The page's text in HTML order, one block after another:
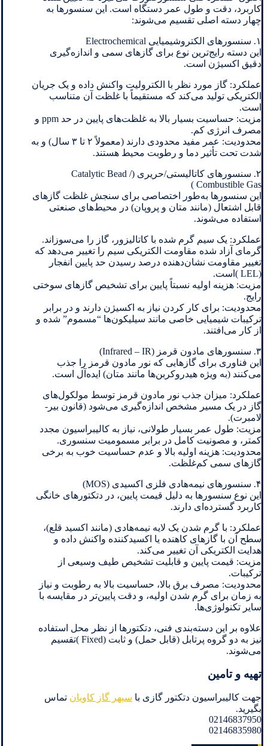
کاربرد، دقت و طول عمر دستگاه است. این سنسورها به
چهار دسته اصلی تقسیم می‌شوند:
۱. سنسورهای الکتروشیمیایی Electrochemical
این دسته رایج‌ترین نوع برای گازهای سمی و اندازه‌گیری
دقیق اکسیژن است.
عملکرد: گاز مورد نظر با الکترولیت واکنش داده و یک جریان
الکتریکی تولید می‌کند که مستقیماً با غلظت آن متناسب
است.
مزیت: حساسیت بسیار بالا به غلظت‌های پایین در حد ppm و
مصرف انرژی کم.
محدودیت: عمر مفید محدودی دارند (معمولاً ۲ تا ۳ سال) و به
شدت تحت تأثیر دما و رطوبت محیط هستند.
۲. سنسورهای کاتالیستی/حریری (Catalytic Bead /
Combustible Gas )
این سنسورها به‌طور اختصاصی برای سنجش غلظت گازهای
قابل اشتعال (مانند متان و پروپان) در محیط‌های صنعتی
استفاده می‌شوند.
عملکرد: یک سیم گرم شده با کاتالیزور، گاز را می‌سوزاند.
گرمای آزاد شده مقاومت الکتریکی سیم را تغییر می‌دهد که
تغییر مقاومت نشان‌دهنده درصد رسیدن حد پایین انفجار
(LEL )است.
مزیت: هزینه اولیه نسبتاً پایین برای تشخیص گازهای سوختی
رایج.
محدودیت: برای کار کردن نیاز به اکسیژن دارند و در برابر
ترکیبات شیمیایی خاصی مانند سیلیکون‌ها “مسموم” شده و
از کار می‌افتند.
۳. سنسورهای مادون قرمز (Infrared – IR)
این فناوری برای گازهایی که نور مادون قرمز را جذب
می‌کنند (به ویژه هیدروکربن‌ها مانند متان) ایده‌آل است.
عملکرد: میزان جذب نور مادون قرمز توسط مولکول‌های
گاز در یک مسیر مشخص اندازه‌گیری می‌شود (قانون بیر-
لامبرت).
مزیت: طول عمر بسیار طولانی، نیاز به کالیبراسیون مجدد
کمتر، و مصونیت کامل در برابر مسمومیت سنسوری.
محدودیت: هزینه اولیه بالا و عدم حساسیت خوب به برخی
گازهای سمی کم‌غلظت.
۴. سنسورهای نیمه‌هادی فلزی اکسیدی (MOS)
این نوع سنسورها به دلیل قیمت پایین، در دتکتورهای خانگی
کاربرد گسترده‌ای دارند.
عملکرد: با گرم شدن یک لایه نیمه‌هادی (مانند اکسید قلع)،
سطح آن با گازهای کاهنده یا اکسیدکننده واکنش داده و
هدایت الکتریکی آن تغییر می‌کند.
مزیت: قیمت پایین و قابلیت تشخیص طیف وسیعی از
ترکیبات.
محدودیت: مصرف برق بالا، حساسیت بالا به رطوبت و نیاز
به زمان برای گرم شدن اولیه، و دقت پایین‌تر در مقایسه با
سایر تکنولوژی‌ها.
علاوه بر این دسته‌بندی فنی، دتکتورها از نظر محل استفاده
نیز به دو گروه پرتابل (قابل حمل) و ثابت (Fixed )تقسیم
می‌شوند.
تهیه و تامین
جهت کالیبراسیون دتکتور گازی با سپهر گاز کاویان تماس
بگیرید.
02146837950
02146835980